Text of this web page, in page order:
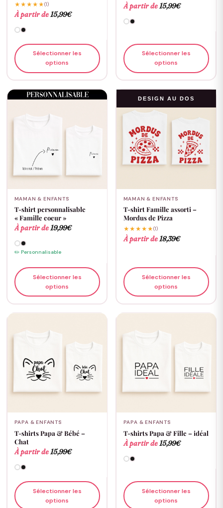
★★★★★(1)
À partir de15,99€
Sélectionner les
options
À partir de15,99€
Sélectionner les
options
MAMAN & ENFANTS
T-shirt personnalisable
« Famille coeur »
À partir de19,99€
✏️ Personnalisable
Sélectionner les
options
DESIGN AU DOS
MAMAN & ENFANTS
T-shirt Famille assorti –
Mordus de Pizza
★★★★★(1)
À partir de18,39€
Sélectionner les
options
PAPA & ENFANTS
T-shirts Papa & Bébé –
Chat
À partir de15,99€
Sélectionner les
options
PAPA & ENFANTS
T-shirts Papa & Fille – idéal
À partir de15,99€
Sélectionner les
options